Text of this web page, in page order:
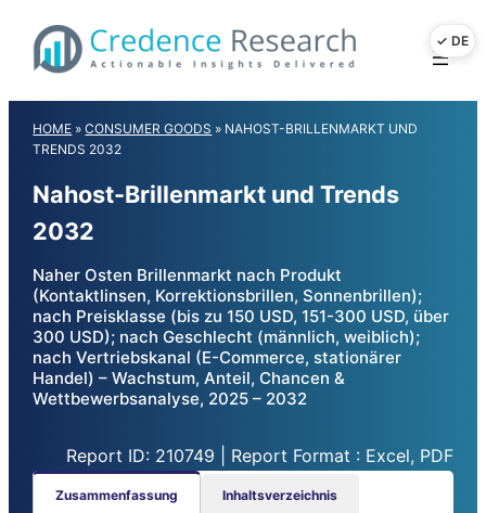
content
HOME »CONSUMER GOODS » NAHOST-BRILLENMARKT UND
TRENDS 2032
Nahost-Brillenmarkt und Trends
2032
Naher Osten Brillenmarkt nach Produkt
(Kontaktlinsen, Korrektionsbrillen, Sonnenbrillen);
nach Preisklasse (bis zu 150 USD, 151-300 USD, über
300 USD); nach Geschlecht (männlich, weiblich);
nach Vertriebskanal (E-Commerce, stationärer
Handel) – Wachstum, Anteil, Chancen &
Wettbewerbsanalyse, 2025 – 2032
Report ID: 210749 | Report Format : Excel, PDF
Zusammenfassung Inhaltsverzeichnis